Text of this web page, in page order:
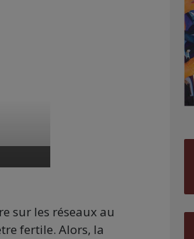
sur les réseaux au
fertile. Alors, la